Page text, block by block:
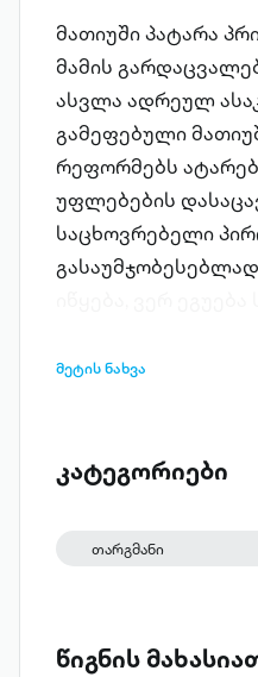
მათიუში პატარა
მამის
ასვლა ადრეულ
გამეფებული
რეფორმებს
უფლებების
საცხოვრებელი
გადაიცვამს და
და უკაცრიელ
მეტის ნახვა
კატეგორიები
თარგმანი
წიგნის